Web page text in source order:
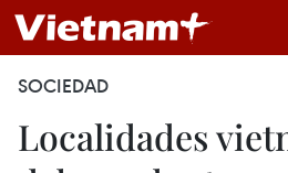
SOCIEDAD
Localidades